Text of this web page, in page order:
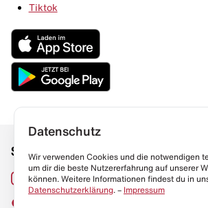
Tiktok
Social Media
Instagram
Links
Sneaker
Resell Guide
Datenschutz
Wir verwenden Cookies und die notwendigen
um dir die beste Nutzererfahrung auf unserer
können. Weitere Informationen findest du in
Datenschutzerklärung. – Impressum